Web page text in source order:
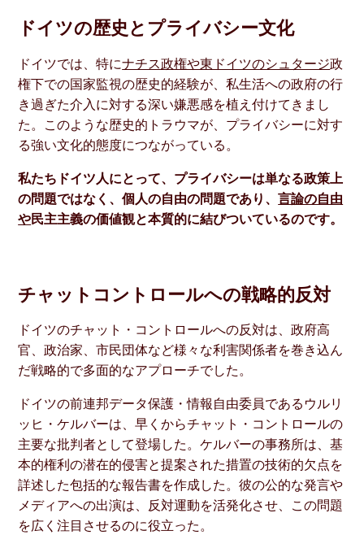
ドイツの歴史とプライバシー文化
ドイツでは、特にナチス政権や東ドイツのシュタージ政
権下での国家監視の歴史的経験が、私生活への政府の行
き過ぎた介入に対する深い嫌悪感を植え付けてきまし
た。このような歴史的トラウマが、プライバシーに対す
る強い文化的態度につながっている。
私たちドイツ人にとって、プライバシーは単なる政策上
の問題ではなく、個人の自由の問題であり、言論の自由
や民主主義の価値観と本質的に結びついているのです。
チャットコントロールへの戦略的反対
ドイツのチャット・コントロールへの反対は、政府高
官、政治家、市民団体など様々な利害関係者を巻き込ん
だ戦略的で多面的なアプローチでした。
ドイツの前連邦データ保護・情報自由委員であるウルリ
ッヒ・ケルバーは、早くからチャット・コントロールの
主要な批判者として登場した。ケルバーの事務所は、基
本的権利の潜在的侵害と提案された措置の技術的欠点を
詳述した包括的な報告書を作成した。彼の公的な発言や
メディアへの出演は、反対運動を活発化させ、この問題
を広く注目させるのに役立った。